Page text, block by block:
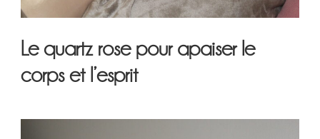
Le quartz rose pour apaiser le
corps et l’esprit